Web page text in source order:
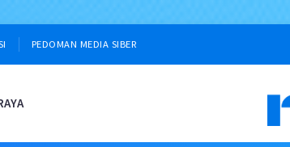
PEDOMAN MEDIA SIBER